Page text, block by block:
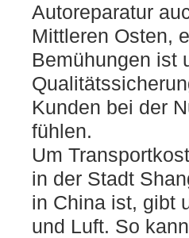
Autoreparatur
Mittleren Osten,
Bemühungen ist
Kunden bei der
fühlen.
Um
in der Stadt
in China ist, gibt
und Luft. So